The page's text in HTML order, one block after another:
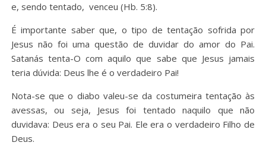
e, sendo tentado, venceu (Hb. 5:8).
É importante saber que, o tipo de tentação sofrida por
Jesus não foi uma questão de duvidar do amor do Pai.
Satanás tenta-O com aquilo que sabe que Jesus jamais
teria dúvida: Deus lhe é o verdadeiro Pai!
Nota-se que o diabo valeu-se da costumeira tentação às
avessas, ou seja, Jesus foi tentado naquilo que não
duvidava: Deus era o seu Pai. Ele era o verdadeiro Filho de
Deus.